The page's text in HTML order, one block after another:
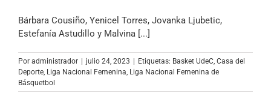
Bárbara Cousiño, Yenicel Torres, Jovanka Ljubetic,
Estefanía Astudillo y Malvina [...]
Por administrador julio 24, 2023 Etiquetas: Basket UdeC, Casa del
Deporte, Liga Nacional Femenina, Liga Nacional Femenina de
Básquetbol